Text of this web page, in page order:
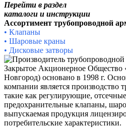
Перейти в раздел
каталоги и инструкции
Ассортимент трубопроводной
• Клапаны
• Шаровые краны
• Дисковые затворы
Закрытое Акционерное
Новгород) основано в 1998 г.
компании является производство
такие как регулирующие,
предохранительные клапаны,
выпускаемая продукция
потребительские характеристики.